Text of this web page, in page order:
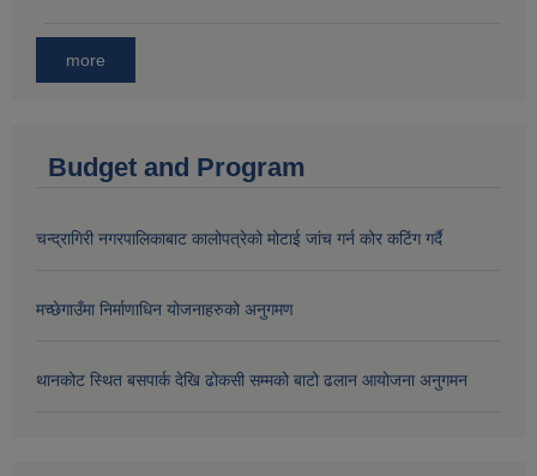
more
Budget and Program
चन्द्रागिरी नगरपालिकाबाट कालोपत्रेको मोटाई जांच गर्न कोर कटिंग गर्दै
मच्छेगाउँमा निर्माणाधिन योजनाहरुको अनुगमण
थानकोट स्थित बसपार्क देखि ढोकसी सम्मको बाटो ढलान आयोजना अनुगमन